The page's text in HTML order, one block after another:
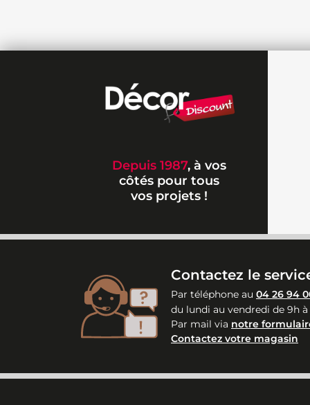
Depuis 1987, à vos
côtés pour tous
vos projets !
Contactez le
Par téléphone au 04 26 94
du lundi au vendredi de 9h à
Par mail via notre
Contactez votre magasin